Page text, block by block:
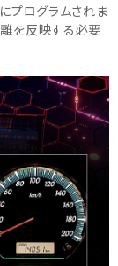
プログラムされま
を反映する必要